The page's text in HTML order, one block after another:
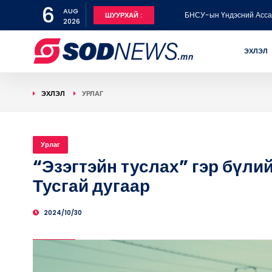
6
AUG
2026
ШУУРХАЙ : БНСУ-ын Үндэсний
ЭХЛЭЛ
ЭХЛЭЛ УРЛАГ
Урлаг
“Эзэгтэйн туслах” гэр
Тусгай дугаар
2024/10/30